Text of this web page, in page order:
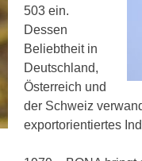
503 ein.
Dessen
Beliebtheit in
Deutschland,
Österreich und
der Schweiz
exportorientiertes